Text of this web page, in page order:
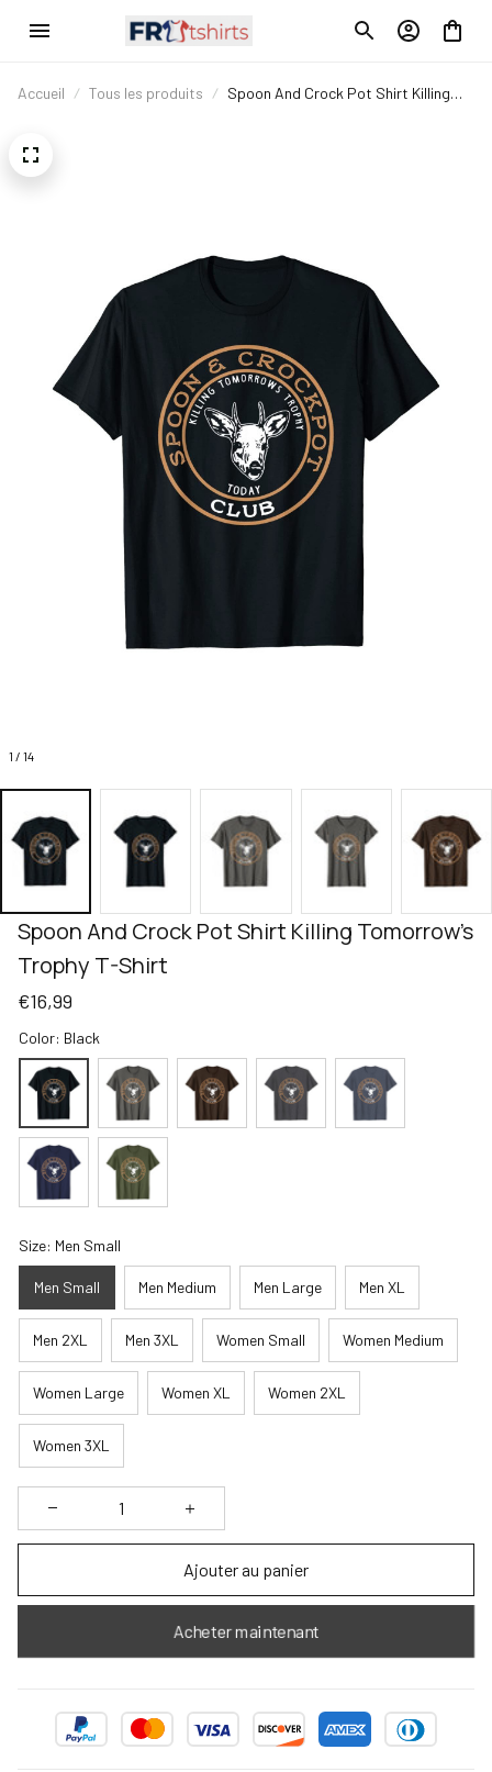
Accueil Tous les produits
Spoon And Crock Pot Shirt Killing
1 / 14
Spoon And Crock Pot Shirt Killing Tomorrow's
Trophy T-Shirt
€16,99
Color: Black
Size: Men Small
Men Small Men Medium Men Large Men XL
Men 2XL Men 3XL Women Small Women Medium
Women Large Women XL Women 2XL
Women 3XL
Ajouter au panier
Acheter maintenant